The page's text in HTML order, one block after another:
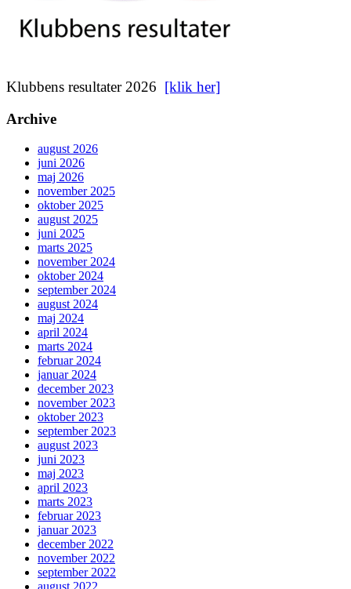
Klubbens resultater 2026 [klik her]
Archive
august 2026
juni 2026
maj 2026
november 2025
oktober 2025
august 2025
juni 2025
marts 2025
november 2024
oktober 2024
september 2024
august 2024
maj 2024
april 2024
marts 2024
februar 2024
januar 2024
december 2023
november 2023
oktober 2023
september 2023
august 2023
juni 2023
maj 2023
april 2023
marts 2023
februar 2023
januar 2023
december 2022
november 2022
september 2022